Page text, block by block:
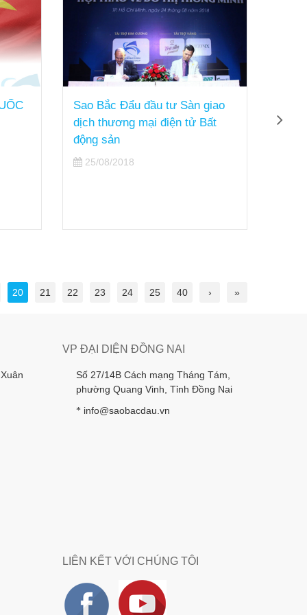
Sao Bắc Đẩu đầu tư Sàn giao
dịch thương mại điện tử Bất
động sản
25/08/2018
minh
20 21 22 23 24 25 40 › »
VP ĐẠI DIỆN ĐỒNG NAI
Số 27/14B Cách mạng Tháng Tám,
phường Quang Vinh, Tỉnh Đồng Nai
* info@saobacdau.vn
LIÊN KẾT VỚI CHÚNG TÔI